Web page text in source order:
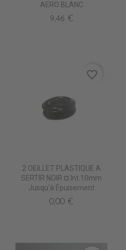
AERO BLANC
9,46 €
2 OEILLET PLASTIQUE A
SERTIR NOIR ¤ Int.10mm
Jusqu'à Épuisement
0,00 €
favorite_border